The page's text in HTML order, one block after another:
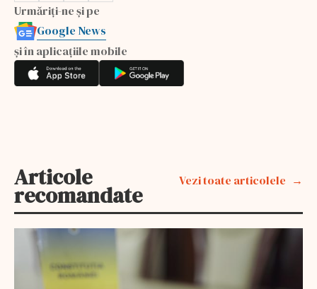
Urmăriți-ne și pe
Google News
și în aplicațiile mobile
Articole
recomandate
Vezi toate articolele